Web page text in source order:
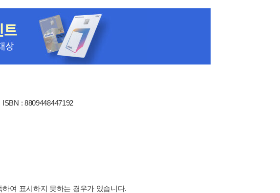
ISBN : 8809448447192
여 표시하지 못하는 경우가 있습니다.